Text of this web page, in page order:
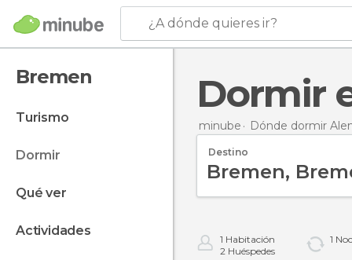
¿A dónde quieres ir?
Bremen
turismo
dormir
qué ver
actividades
minube Dónde dormir
Destino
1 Habitación
2 Huéspedes
1